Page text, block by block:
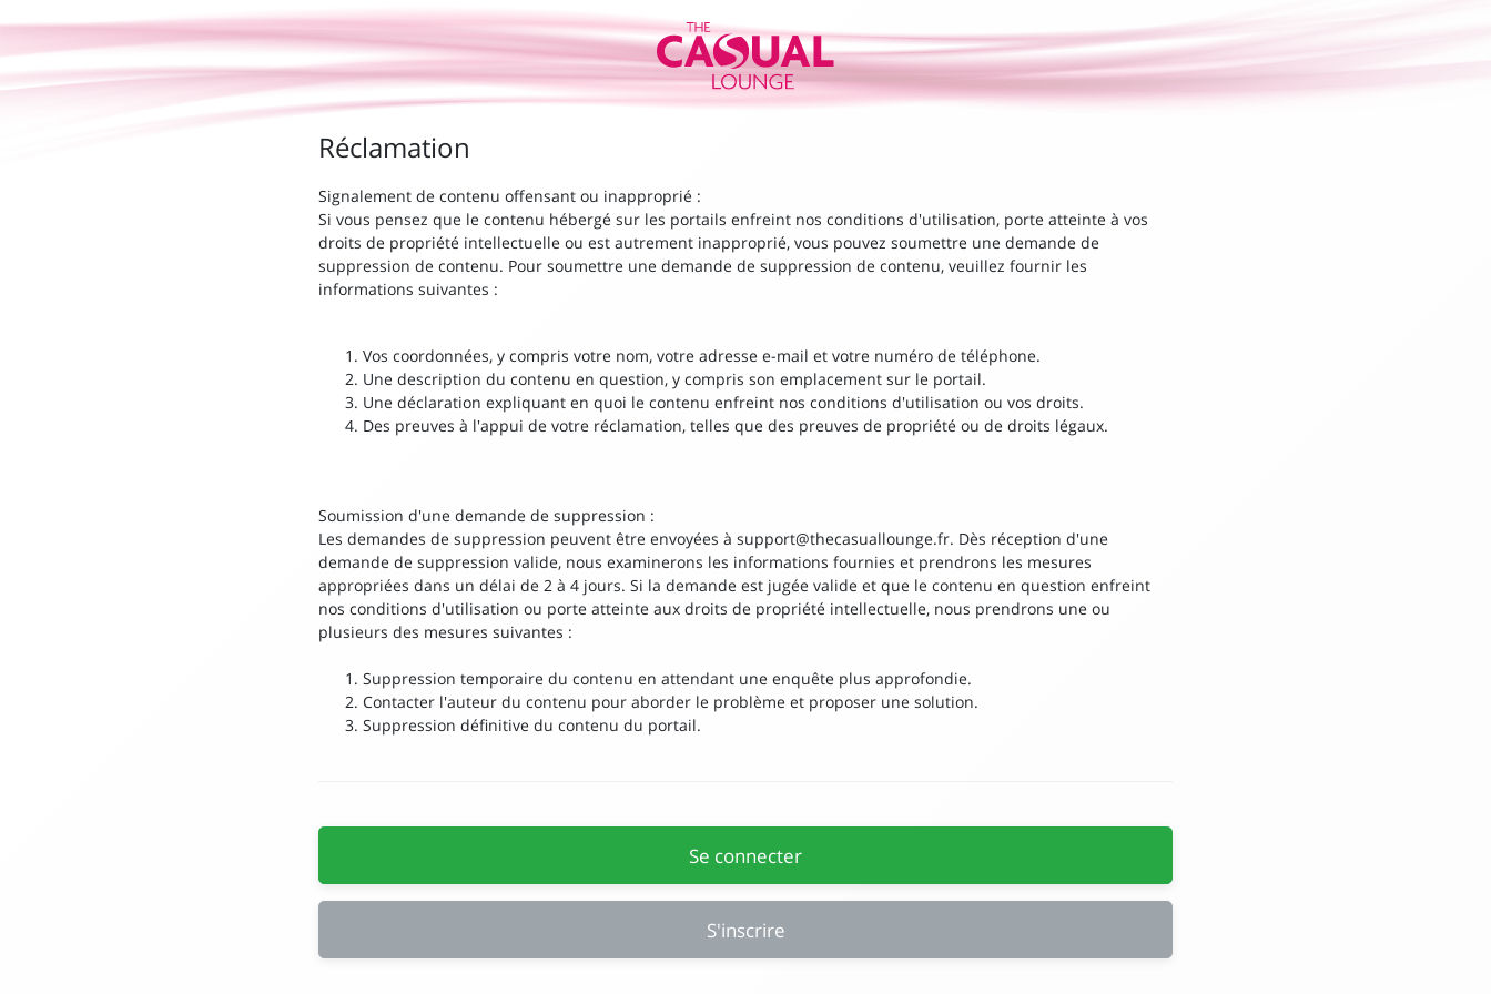
Réclamation
Signalement de contenu offensant ou inapproprié :
Si vous pensez que le contenu hébergé sur les portails enfreint nos conditions d'utilisation, porte atteinte à vos
droits de propriété intellectuelle ou est autrement inapproprié, vous pouvez soumettre une demande de
suppression de contenu. Pour soumettre une demande de suppression de contenu, veuillez fournir les
informations suivantes :
Vos coordonnées, y compris votre nom, votre adresse e-mail et votre numéro de téléphone.
Une description du contenu en question, y compris son emplacement sur le portail.
Une déclaration expliquant en quoi le contenu enfreint nos conditions d'utilisation ou vos droits.
Des preuves à l'appui de votre réclamation, telles que des preuves de propriété ou de droits légaux.
Soumission d'une demande de suppression :
Les demandes de suppression peuvent être envoyées à support@thecasuallounge.fr. Dès réception d'une
demande de suppression valide, nous examinerons les informations fournies et prendrons les mesures
appropriées dans un délai de 2 à 4 jours. Si la demande est jugée valide et que le contenu en question enfreint
nos conditions d'utilisation ou porte atteinte aux droits de propriété intellectuelle, nous prendrons une ou
plusieurs des mesures suivantes :
Suppression temporaire du contenu en attendant une enquête plus approfondie.
Contacter l'auteur du contenu pour aborder le problème et proposer une solution.
Suppression définitive du contenu du portail.
Se connecter
S'inscrire